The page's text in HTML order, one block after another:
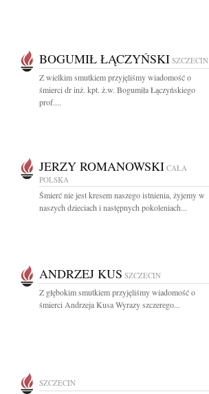
BOGUMIŁ ŁĄCZYŃSKI SZCZECIN
Z wielkim smutkiem przyjęliśmy wiadomość o
śmierci dr inż. kpt. ż.w. Bogumiła Łączyńskiego
prof....
JERZY ROMANOWSKI CAŁA
POLSKA
Śmierć nie jest kresem naszego istnienia, żyjemy w
naszych dzieciach i następnych pokoleniach...
ANDRZEJ KUS SZCZECIN
Z głębokim smutkiem przyjęliśmy wiadomość o
śmierci Andrzeja Kusa Wyrazy szczerego...
SZCZECIN